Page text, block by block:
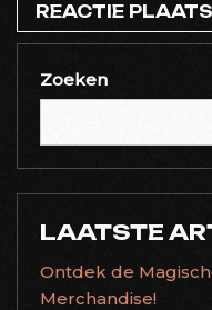
Zoeken
LAATSTE
Ontdek de
Merchandise!